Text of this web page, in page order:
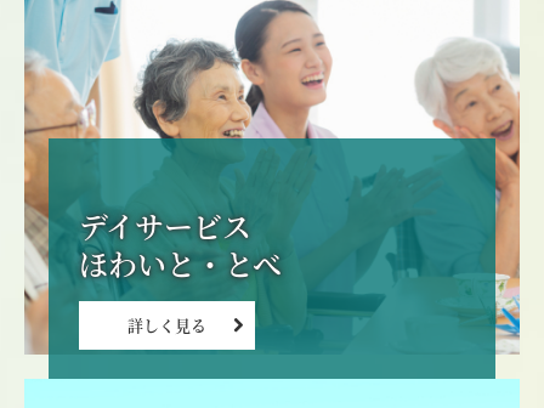
デイサービス
ほわいと・とべ
詳しく見る